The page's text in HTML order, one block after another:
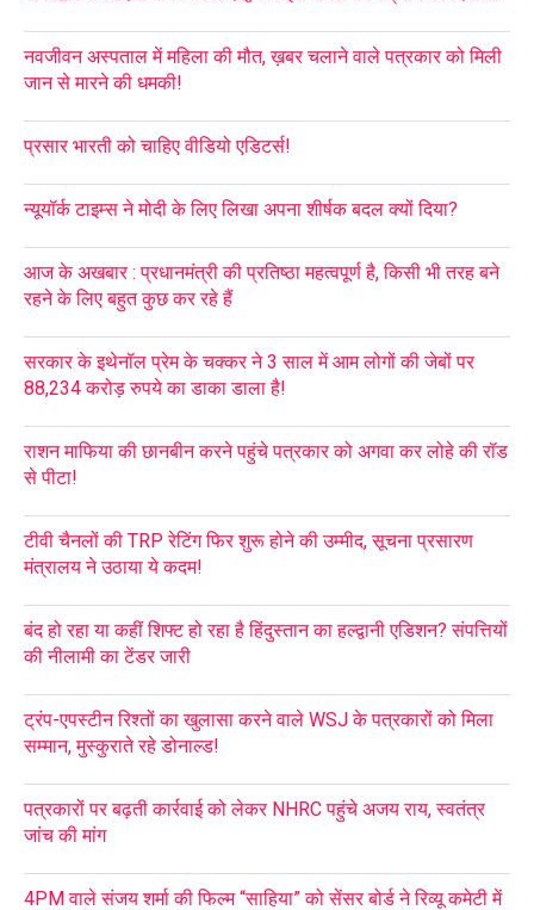
नवजीवन अस्पताल में महिला की मौत, ख़बर चलाने वाले पत्रकार को मिली
जान से मारने की धमकी!
प्रसार भारती को चाहिए वीडियो एडिटर्स!
न्यूयॉर्क टाइम्स ने मोदी के लिए लिखा अपना शीर्षक बदल क्यों दिया?
आज के अखबार : प्रधानमंत्री की प्रतिष्ठा महत्वपूर्ण है, किसी भी तरह बने
रहने के लिए बहुत कुछ कर रहे हैं
सरकार के इथेनॉल प्रेम के चक्कर ने 3 साल में आम लोगों की जेबों पर
88,234 करोड़ रुपये का डाका डाला है!
राशन माफिया की छानबीन करने पहुंचे पत्रकार को अगवा कर लोहे की रॉड
से पीटा!
टीवी चैनलों की TRP रेटिंग फिर शुरू होने की उम्मीद, सूचना प्रसारण
मंत्रालय ने उठाया ये कदम!
बंद हो रहा या कहीं शिफ्ट हो रहा है हिंदुस्तान का हल्द्वानी एडिशन? संपत्तियों
की नीलामी का टेंडर जारी
ट्रंप-एपस्टीन रिश्तों का खुलासा करने वाले WSJ के पत्रकारों को मिला
सम्मान, मुस्कुराते रहे डोनाल्ड!
पत्रकारों पर बढ़ती कार्रवाई को लेकर NHRC पहुंचे अजय राय, स्वतंत्र
जांच की मांग
4PM वाले संजय शर्मा की फिल्म “साहिया” को सेंसर बोर्ड ने रिव्यू कमेटी में